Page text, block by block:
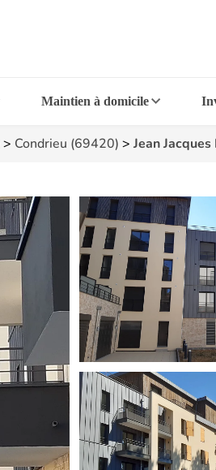
Maintien à domicile
> Condrieu (69420) > Jean